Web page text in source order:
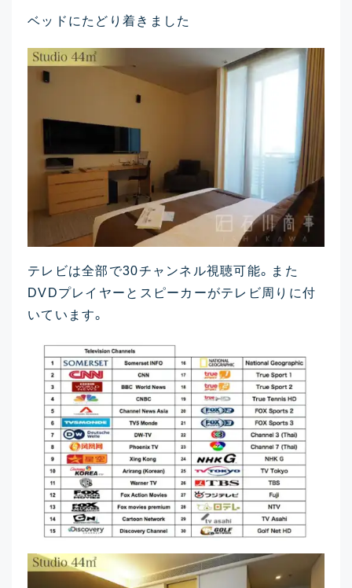
ベッドにたどり着きました
テレビは全部で30チャンネル視聴可能。また
DVDプレイヤーとスピーカーがテレビ周りに付
いています。